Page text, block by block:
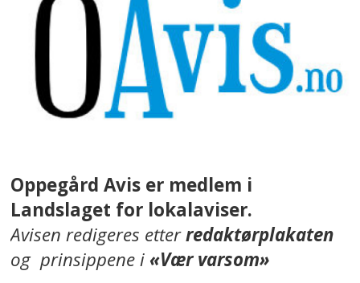
Oppegård Avis er medlem i
Landslaget for lokalaviser.
Avisen redigeres etterredaktørplakaten
og prinsippene i«Vær varsom»